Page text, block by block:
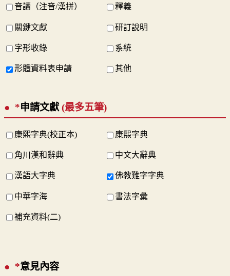
音讀（注音/漢拼） 釋義
關鍵文獻 研訂說明
字形收錄 系統
形體資料表申請 其他
*申請文獻 (最多五筆)
康熙字典(校正本) 康熙字典
角川漢和辭典 中文大辭典
漢語大字典 佛教難字字典
中華字海 書法字彙
補充資料(二)
*意見內容